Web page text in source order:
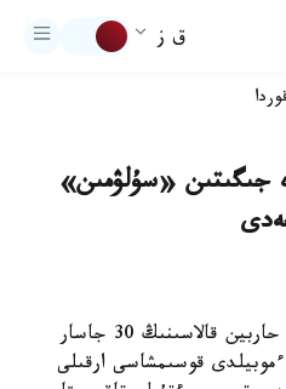
ق ز
جىگىتىن «سۇلۋمىن»
استانا. قازاقپارات - قىتايداعى حاربين قالاسىنىڭ 30 جاسار
تۇرعىنى عالامتوردىڭ WeChat ءموبيلدى قوسىمشاسى ارقىلى